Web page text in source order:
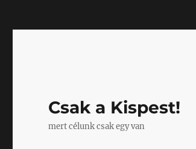
Csak a Kispest!
mert célunk csak egy van